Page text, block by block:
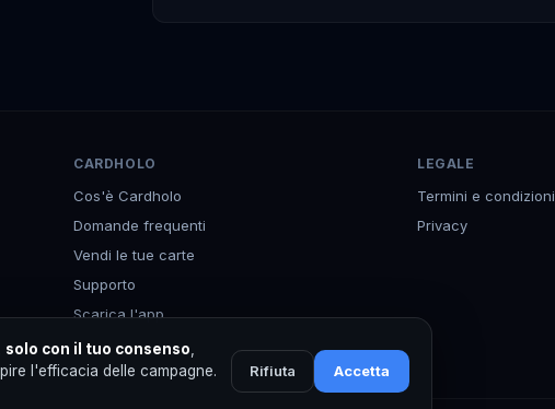
CARDHOLO
Cos'è Cardholo
Domande frequenti
Vendi le tue carte
Supporto
Scarica l'app
LEGALE
Termini e condizioni
Privacy
solo con il tuo consenso
l'efficacia delle campagne.
Rifiuta Accetta